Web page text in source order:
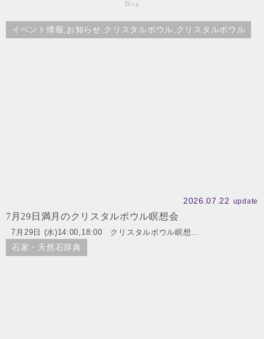
Blog
イベント情報,お知らせ,クリスタルボウル,クリスタルボウル
2026.07.22 update
7月29日満月のクリスタルボウル瞑想会
7月29日 (水)14:00,18:00 クリスタルボウル瞑想...
石家・天然石辞典